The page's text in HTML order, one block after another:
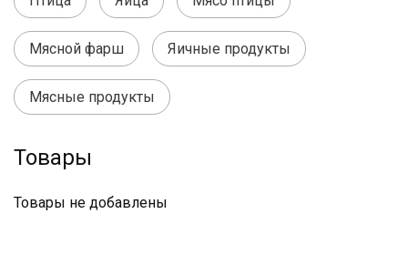
Мясной фарш Яичные продукты
Мясные продукты
Товары
Товары не добавлены